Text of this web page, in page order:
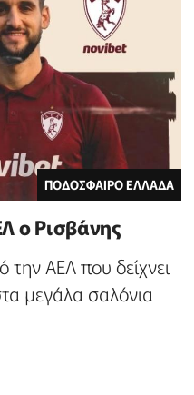
ΠΟΔΟΣΦΑΙΡΟ ΕΛΛΑΔΑ
ο Ρισβάνης
ΑΕΛ που δείχνει
μεγάλα σαλόνια